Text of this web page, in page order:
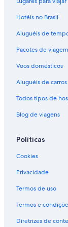
Aluguéis de carros
Aluguéis de carros
Aluguéis de
Aluguéis de carros
Hotéis no Brasil
Aluguéis de
Pacotes de
Voos domésticos
Aluguéis de carros
Todos tipos de
Blog de viagens
Políticas
Cookies
Privacidade
Termos de uso
Termos e
Diretrizes de